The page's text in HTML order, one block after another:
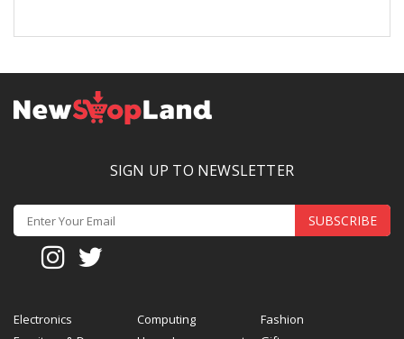
SIGN UP TO NEWSLETTER
SUBSCRIBE
Electronics Computing
Fashion